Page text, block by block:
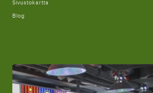
Sivustokartta
Blog